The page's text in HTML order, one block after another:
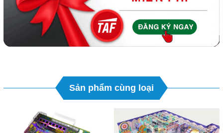
Sản phẩm cùng loại